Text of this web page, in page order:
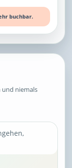
buchbar.
und niemals